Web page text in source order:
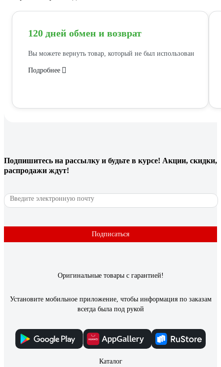
120 дней обмен и возврат
Вы можете вернуть товар, который не был использован
Подробнее
Подпишитесь на рассылку и будьте в курсе! Акции, скидки,
распродажи ждут!
Подписаться
Оригинальные товары с гарантией!
Установите мобильное приложение, чтобы информация по заказам
всегда была под рукой
Каталог